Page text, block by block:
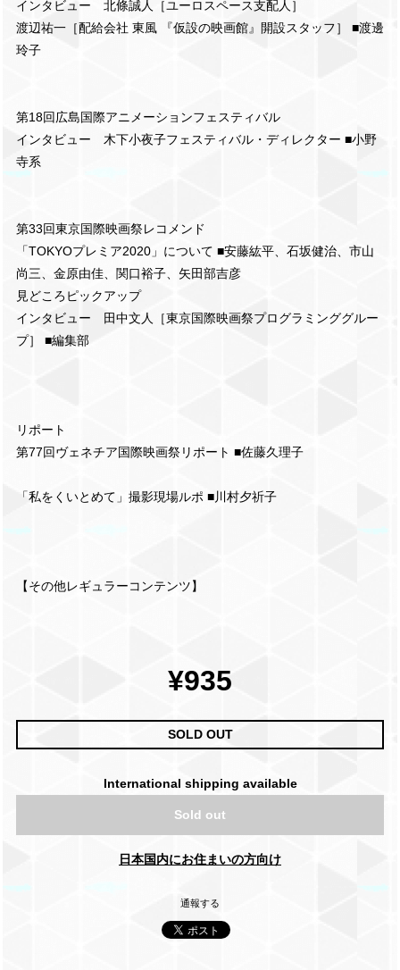
インタビュー 北條誠人［ユーロスペース支配人］
渡辺祐一［配給会社 東風 『仮設の映画館』開設スタッフ］ ■渡邊
玲子
第18回広島国際アニメーションフェスティバル
インタビュー 木下小夜子フェスティバル・ディレクター ■小野
寺系
第33回東京国際映画祭レコメンド
「TOKYOプレミア2020」について ■安藤紘平、石坂健治、市山
尚三、金原由佳、関口裕子、矢田部吉彦
見どころピックアップ
インタビュー 田中文人［東京国際映画祭プログラミンググルー
プ］ ■編集部
リポート
第77回ヴェネチア国際映画祭リポート ■佐藤久理子
「私をくいとめて」撮影現場ルポ ■川村夕祈子
【その他レギュラーコンテンツ】
¥935
SOLD OUT
International shipping available
Sold out
日本国内にお住まいの方向け
通報する